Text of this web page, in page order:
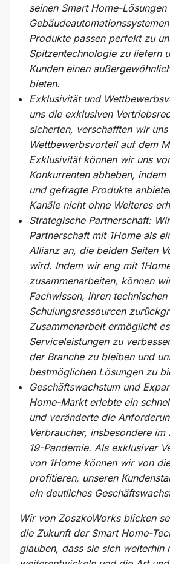
seinen Smart Home-Lösungen
Produkte passen perfekt zu
Spitzentechnologie zu liefern
Kunden einen
bieten.
Exklusivität und
uns die exklusiven
sicherten, verschafften wir uns
Wettbewerbsvorteil auf dem
Exklusivität können wir uns
Konkurrenten abheben,
und gefragte Produkte
Kanäle nicht ohne Weiteres
Strategische Partnerschaft:
Partnerschaft mit 1Home als
Allianz an, die beiden Seiten
wird. Indem wir eng mit
zusammenarbeiten, können
Fachwissen, ihren
Schulungsressourcen
Zusammenarbeit ermöglicht
Serviceleistungen zu
der Branche zu bleiben und
bestmöglichen Lösungen zu
Geschäftswachstum und
Home-Markt erlebte ein
und veränderte die
Verbraucher, insbesondere im
19-Pandemie. Als exklusiver
von 1Home können wir von
profitieren, unseren
ein deutliches
Wir von ZoszkoWorks blicken
die Zukunft der Smart Home-
glauben, dass sie sich weiterhin